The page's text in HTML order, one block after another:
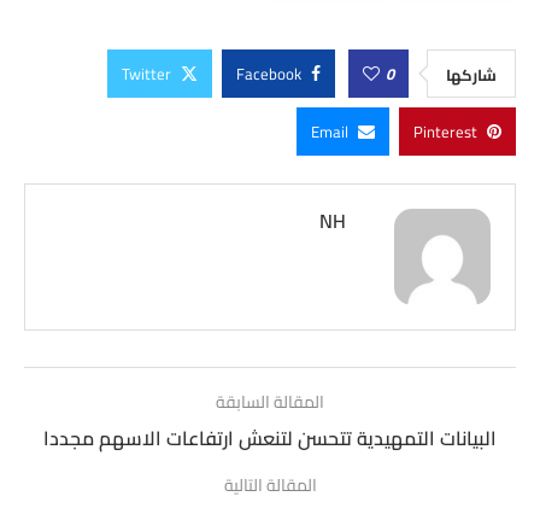
شاركها 0
Facebook
Twitter
Pinterest
Email
NH
المقالة السابقة
البيانات التمهيدية تتحسن لتنعش ارتفاعات الاسهم مجددا
المقالة التالية